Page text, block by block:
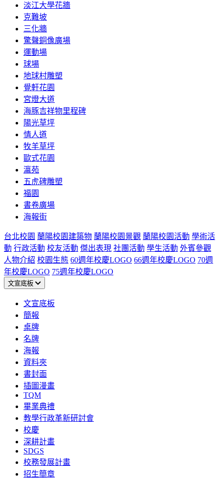
淡江大學花牆
克難坡
三化牆
驚聲銅像廣場
運動場
球場
地球村雕塑
覺軒花園
宮燈大道
海豚吉祥物里程碑
陽光草坪
情人道
牧羊草坪
歐式花園
瀛苑
五虎碑雕塑
福園
書卷廣場
海報街
台北校園 蘭陽校園建築物 蘭陽校園景觀 蘭陽校園活動 學術活
動 行政活動 校友活動 傑出表現 社團活動 學生活動 外賓參觀
人物介紹 校園生態 60週年校慶LOGO 66週年校慶LOGO 70週
年校慶LOGO 75週年校慶LOGO
文宣底板
文宣底板
簡報
桌牌
名牌
海報
資料夾
書封面
插圖漫畫
TQM
畢業典禮
教學行政革新研討會
校慶
深耕計畫
SDGS
校務發展計畫
招生簡章